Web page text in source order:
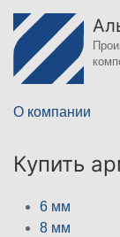
О компании
Купить
6 мм
8 мм